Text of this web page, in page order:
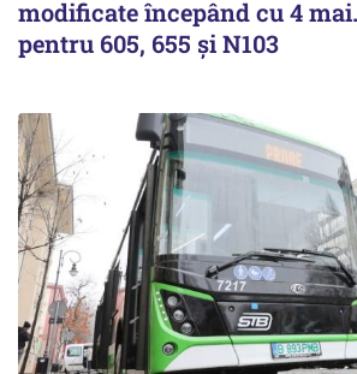
modificate începând cu 4
pentru 605, 655 şi N103